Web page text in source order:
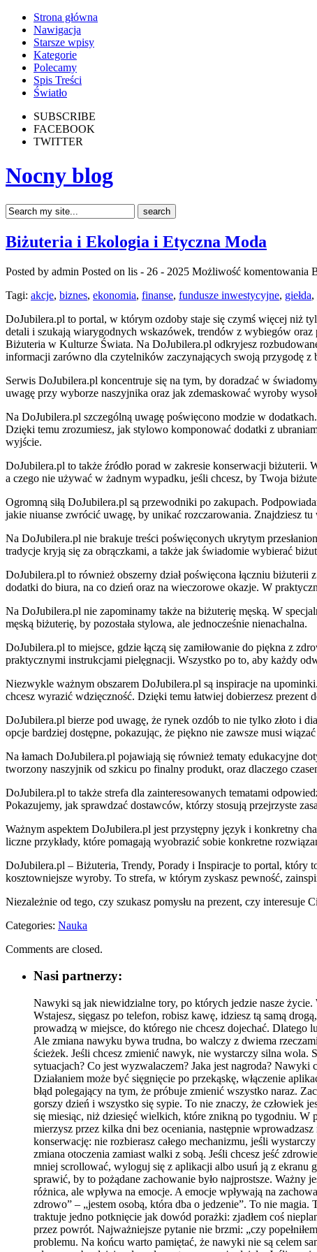
Strona główna
Nawigacja
Starsze wpisy
Kategorie
Polecamy
Spis Treści
Światło
SUBSCRIBE
FACEBOOK
TWITTER
Nocny blog
Biżuteria i Ekologia i Etyczna Moda
Posted by admin Posted on lis - 26 - 2025 Możliwość komentowania
Tagi: akcje, biznes, ekonomia, finanse, fundusze inwestycyjne, giełda,
DoJubilera.pl to portal, w którym ozdoby staje się czymś więcej niż
detali i szukają wiarygodnych wskazówek, trendów z wybiegów
Biżuteria w Kulturze Świata. Na DoJubilera.pl odkryjesz
informacji zarówno dla czytelników zaczynających swoją przygodę
Serwis DoJubilera.pl koncentruje się na tym, by doradzać w
uwagę przy wyborze naszyjnika oraz jak zdemaskować wyroby
Na DoJubilera.pl szczególną uwagę poświęcono modzie w
Dzięki temu zrozumiesz, jak stylowo komponować dodatki z
wyjście.
DoJubilera.pl to także źródło porad w zakresie konserwacji
a czego nie używać w żadnym wypadku, jeśli chcesz, by Twoja
Ogromną siłą DoJubilera.pl są przewodniki po zakupach.
jakie niuanse zwrócić uwagę, by unikać rozczarowania. Znajdziesz
Na DoJubilera.pl nie brakuje treści poświęconych ukrytym
tradycje kryją się za obrączkami, a także jak świadomie wybierać
DoJubilera.pl to również obszerny dział poświęcona łączniu
dodatki do biura, na co dzień oraz na wieczorowe okazje. W
Na DoJubilera.pl nie zapominamy także na biżuterię męską. W
męską biżuterię, by pozostała stylowa, ale jednocześnie nienachalna.
DoJubilera.pl to miejsce, gdzie łączą się zamiłowanie do piękna z
praktycznymi instrukcjami pielęgnacji. Wszystko po to, aby każdy
Niezwykle ważnym obszarem DoJubilera.pl są inspiracje na
chcesz wyrazić wdzięczność. Dzięki temu łatwiej dobierzesz prezent
DoJubilera.pl bierze pod uwagę, że rynek ozdób to nie tylko złoto i
opcje bardziej dostępne, pokazując, że piękno nie zawsze musi
Na łamach DoJubilera.pl pojawiają się również tematy edukacyjne
tworzony naszyjnik od szkicu po finalny produkt, oraz dlaczego
DoJubilera.pl to także strefa dla zainteresowanych tematami
Pokazujemy, jak sprawdzać dostawców, którzy stosują przejrzyste
Ważnym aspektem DoJubilera.pl jest przystępny język i konkretny
liczne przykłady, które pomagają wyobrazić sobie konkretne
DoJubilera.pl – Biżuteria, Trendy, Porady i Inspiracje to portal, który
kosztowniejsze wyroby. To strefa, w którym zyskasz pewność,
Niezależnie od tego, czy szukasz pomysłu na prezent, czy
Categories: Nauka
Comments are closed.
Nasi partnerzy:
Nawyki są jak niewidzialne tory, po których jedzie nasze
Wstajesz, sięgasz po telefon, robisz kawę, idziesz tą samą
prowadzą w miejsce, do którego nie chcesz dojechać. Dlatego
Ale zmiana nawyku bywa trudna, bo walczy z dwiema
ścieżek. Jeśli chcesz zmienić nawyk, nie wystarczy silna wola.
sytuacjach? Co jest wyzwalaczem? Jaka jest nagroda? Nawyki
Działaniem może być sięgnięcie po przekąskę, włączenie
błąd polegający na tym, że próbuje zmienić wszystko naraz.
gorszy dzień i wszystko się sypie. To nie znaczy, że człowiek
się miesiąc, niż dziesięć wielkich, które znikną po tygodniu. W
mierzysz przez kilka dni bez oceniania, następnie
konserwację: nie rozbierasz całego mechanizmu, jeśli
zmiana otoczenia zamiast walki z sobą. Jeśli chcesz jeść
mniej scrollować, wyloguj się z aplikacji albo usuń ją z ekranu
sprawić, by to pożądane zachowanie było najprostsze. Ważny
różnica, ale wpływa na emocje. A emocje wpływają na
zdrowo” – „jestem osobą, która dba o jedzenie”. To nie
traktuje jedno potknięcie jak dowód porażki: zjadłem coś
przez powrót. Najważniejsze pytanie nie brzmi: „czy
problemu. Na końcu warto pamiętać, że nawyki nie są celem